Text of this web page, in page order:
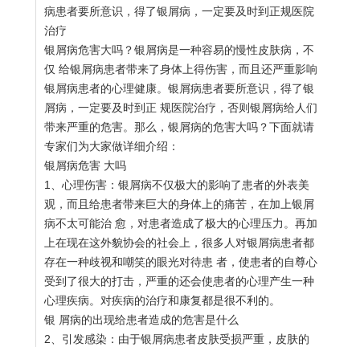
病患者要所意识，得了银屑病，一定要及时到正规医院
治疗
银屑病危害大吗？银屑病是一种容易的慢性皮肤病，不
仅 给银屑病患者带来了身体上得伤害，而且还严重影响
银屑病患者的心理健康。银屑病患者要所意识，得了银
屑病，一定要及时到正 规医院治疗，否则银屑病给人们
带来严重的危害。那么，银屑病的危害大吗？下面就请
专家们为大家做详细介绍：
银屑病危害 大吗
1、心理伤害：银屑病不仅极大的影响了患者的外表美
观，而且给患者带来巨大的身体上的痛苦，在加上银屑
病不太可能治 愈，对患者造成了极大的心理压力。再加
上在现在这外貌协会的社会上，很多人对银屑病患者都
存在一种歧视和嘲笑的眼光对待患 者，使患者的自尊心
受到了很大的打击，严重的还会使患者的心理产生一种
心理疾病。对疾病的治疗和康复都是很不利的。
银 屑病的出现给患者造成的危害是什么
2、引发感染：由于银屑病患者皮肤受损严重，皮肤的